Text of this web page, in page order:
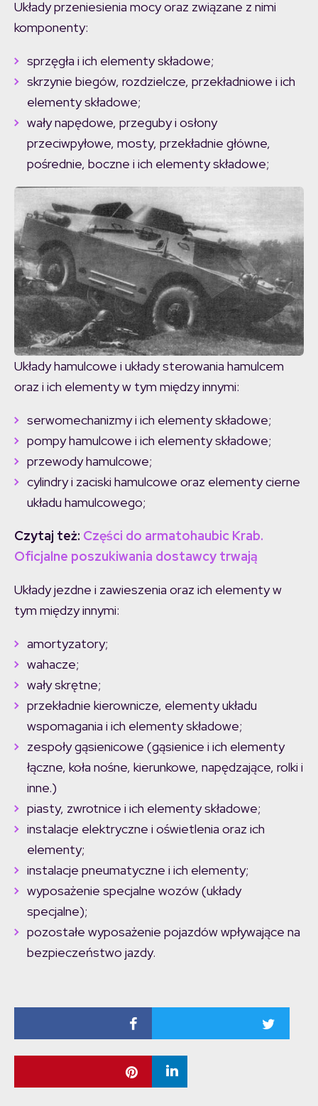
Układy przeniesienia mocy oraz związane z nimi
komponenty:
sprzęgła i ich elementy składowe;
skrzynie biegów, rozdzielcze, przekładniowe i ich
elementy składowe;
wały napędowe, przeguby i osłony
przeciwpyłowe, mosty, przekładnie główne,
pośrednie, boczne i ich elementy składowe;
Układy hamulcowe i układy sterowania hamulcem
oraz i ich elementy w tym między innymi:
serwomechanizmy i ich elementy składowe;
pompy hamulcowe i ich elementy składowe;
przewody hamulcowe;
cylindry i zaciski hamulcowe oraz elementy cierne
układu hamulcowego;
Czytaj też: Części do armatohaubic Krab.
Oficjalne poszukiwania dostawcy trwają
Układy jezdne i zawieszenia oraz ich elementy w
tym między innymi:
amortyzatory;
wahacze;
wały skrętne;
przekładnie kierownicze, elementy układu
wspomagania i ich elementy składowe;
zespoły gąsienicowe (gąsienice i ich elementy
łączne, koła nośne, kierunkowe, napędzające, rolki i
inne.)
piasty, zwrotnice i ich elementy składowe;
instalacje elektryczne i oświetlenia oraz ich
elementy;
instalacje pneumatyczne i ich elementy;
wyposażenie specjalne wozów (układy
specjalne);
pozostałe wyposażenie pojazdów wpływające na
bezpieczeństwo jazdy.